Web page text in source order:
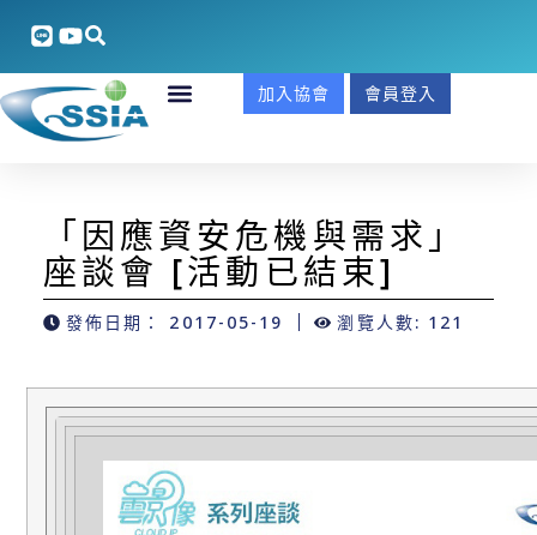
加入協會 會員登入
「因應資安危機與需求」
座談會 [活動已結束]
發佈日期： 2017-05-19 瀏覽人數: 121